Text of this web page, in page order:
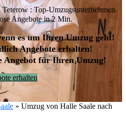
: Top-Umzugsunternehmen
Angebote in 2 Min.
es um Ihren Umzug geht!
Angebote erhalten!
Angebot für Ihren Umzug!
erhalten
» Umzug von Halle Saale nach